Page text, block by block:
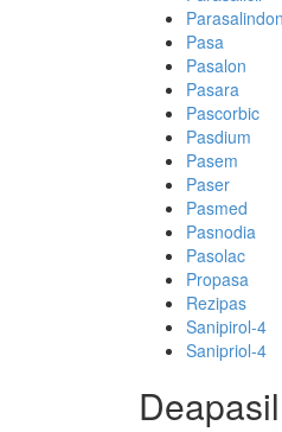
Parasalindon
Pasa
Pasalon
Pasara
Pascorbic
Pasdium
Pasem
Paser
Pasmed
Pasnodia
Pasolac
Propasa
Rezipas
Sanipirol-4
Sanipriol-4